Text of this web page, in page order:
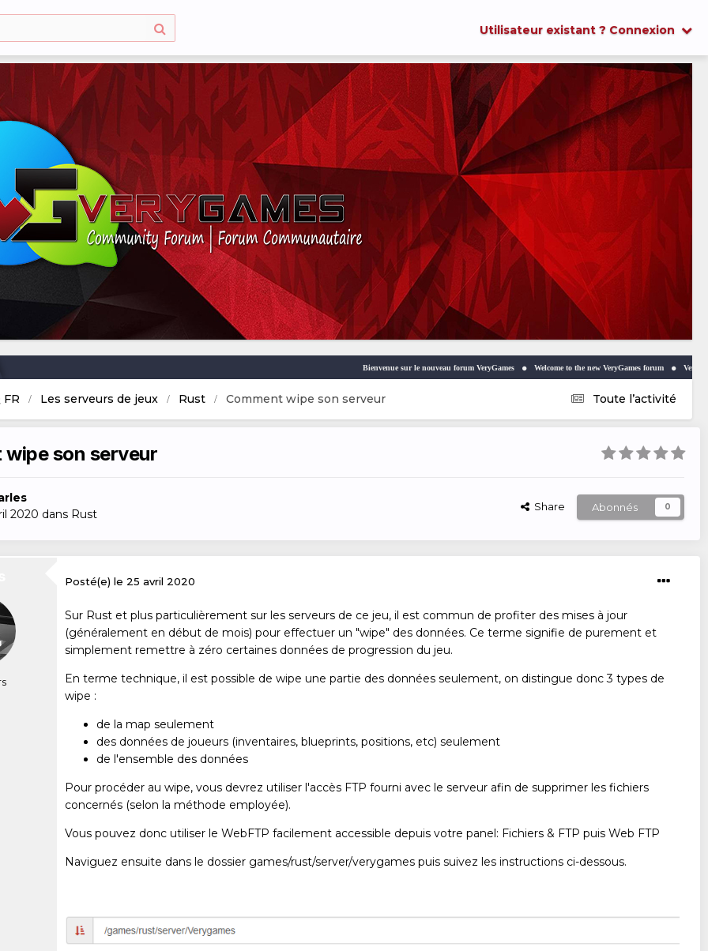
Utilisateur existant ? Connexion
Bienvenue sur le nouveau forum VeryGames Welcome to the new VeryGames forum VeryNews
Toute l’activité
FR Les serveurs de jeux Rust Comment wipe son serveur
wipe son serveur
2020 dans Rust
Share Abonnés 0
Posté(e) le 25 avril 2020
Sur Rust et plus particulièrement sur les serveurs de ce jeu, il est commun de profiter des mises à jour
(généralement en début de mois) pour effectuer un "wipe" des données. Ce terme signifie de purement et
simplement remettre à zéro certaines données de progression du jeu.
En terme technique, il est possible de wipe une partie des données seulement, on distingue donc 3 types de
wipe :
de la map seulement
des données de joueurs (inventaires, blueprints, positions, etc) seulement
de l'ensemble des données
Pour procéder au wipe, vous devrez utiliser l'accès FTP fourni avec le serveur afin de supprimer les fichiers
concernés (selon la méthode employée).
Vous pouvez donc utiliser le WebFTP facilement accessible depuis votre panel: Fichiers & FTP puis Web FTP
Naviguez ensuite dans le dossier games/rust/server/verygames puis suivez les instructions ci-dessous.